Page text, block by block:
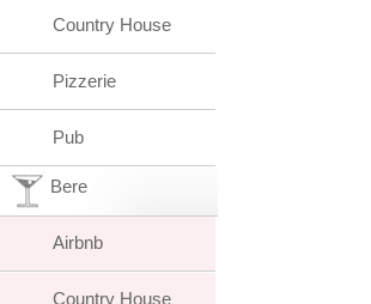
Country House
Pizzerie
Pub
Bere
Airbnb
Country House